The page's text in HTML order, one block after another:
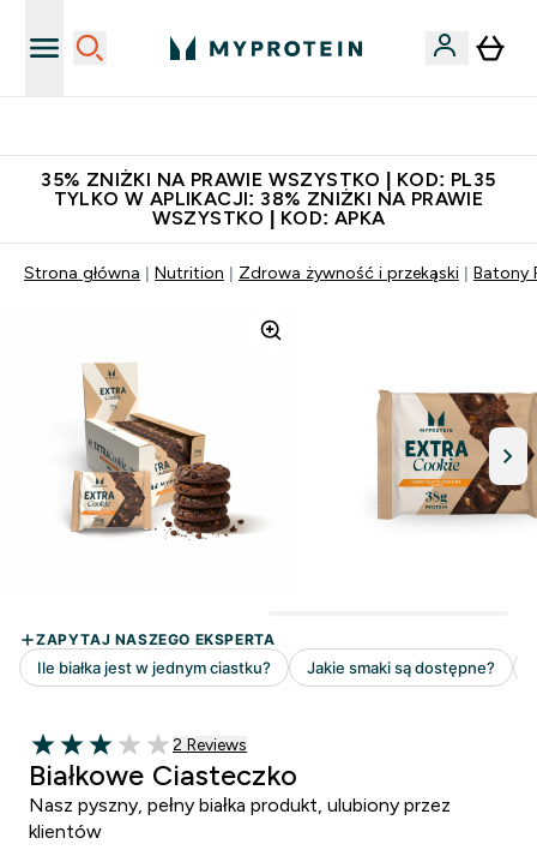
35% ZNIŻKI NA PRAWIE WSZYSTKO | KOD: PL35
TYLKO W APLIKACJI: 38% ZNIŻKI NA PRAWIE
WSZYSTKO | KOD: APKA
Strona główna Nutrition Zdrowa żywność i przekąski Batony
3 out of 5 stars
2 customer reviews
2 Reviews
Białkowe Ciasteczko
Nasz pyszny, pełny białka produkt, ulubiony przez
klientów